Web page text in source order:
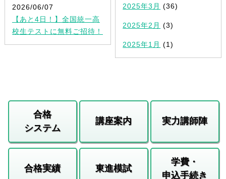
2026/06/07
【あと4日！】全国統一高
校生テストに無料ご招待！
2025年3月 (36)
2025年2月 (3)
2025年1月 (1)
合格
システム
講座案内 実力講師陣
合格実績 東進模試
学費・
申込手続き